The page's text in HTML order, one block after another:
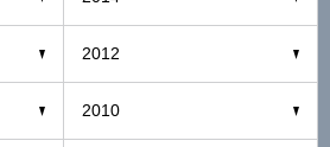
2012
2010